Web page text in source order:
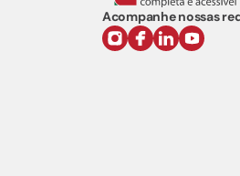
Acompanhe nossas